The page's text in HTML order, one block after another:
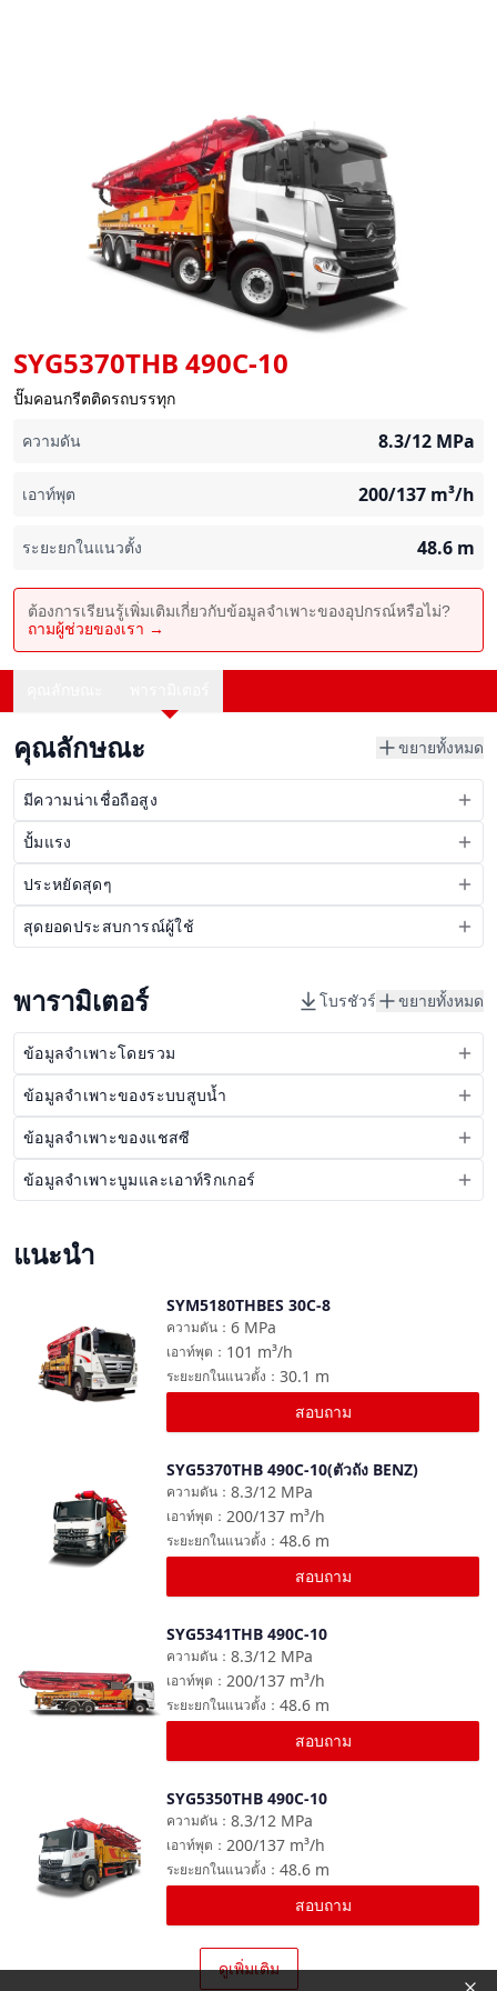
SYG5370THB 490C-10
ปั๊มคอนกรีตติดรถบรรทุก
ความดัน
8.3/12 MPa
เอาท์พุต 200/137 m³/h
ระยะยกในแนวตั้ง 48.6 m
ต้องการเรียนรู้เพิ่มเติมเกี่ยวกับข้อมูลจำเพาะของอุปกรณ์หรือไม่?
ถามผู้ช่วยของเรา →
คุณลักษณะ ขยายทั้งหมด
มีความน่าเชื่อถือสูง
ปั้มแรง
ประหยัดสุดๆ
สุดยอดประสบการณ์ผู้ใช้
พารามิเตอร์ โบรชัวร์ ขยายทั้งหมด
ข้อมูลจำเพาะโดยรวม
ข้อมูลจำเพาะของระบบสูบน้ำ
ข้อมูลจำเพาะของแชสซี
ข้อมูลจำเพาะบูมและเอาท์ริกเกอร์
แนะนำ
SYM5180THBES 30C-8
6 MPa
ความดัน ：
101 m³/h
เอาท์พุต ：
30.1 m
ระยะยกในแนวตั้ง ：
สอบถาม
SYG5370THB 490C-10(ตัวถัง BENZ)
8.3/12 MPa
ความดัน ：
200/137 m³/h
เอาท์พุต ：
48.6 m
ระยะยกในแนวตั้ง ：
สอบถาม
SYG5341THB 490C-10
8.3/12 MPa
ความดัน ：
200/137 m³/h
เอาท์พุต ：
48.6 m
ระยะยกในแนวตั้ง ：
สอบถาม
SYG5350THB 490C-10
8.3/12 MPa
ความดัน ：
200/137 m³/h
เอาท์พุต ：
48.6 m
ระยะยกในแนวตั้ง ：
สอบถาม
ดูเพิ่มเติม